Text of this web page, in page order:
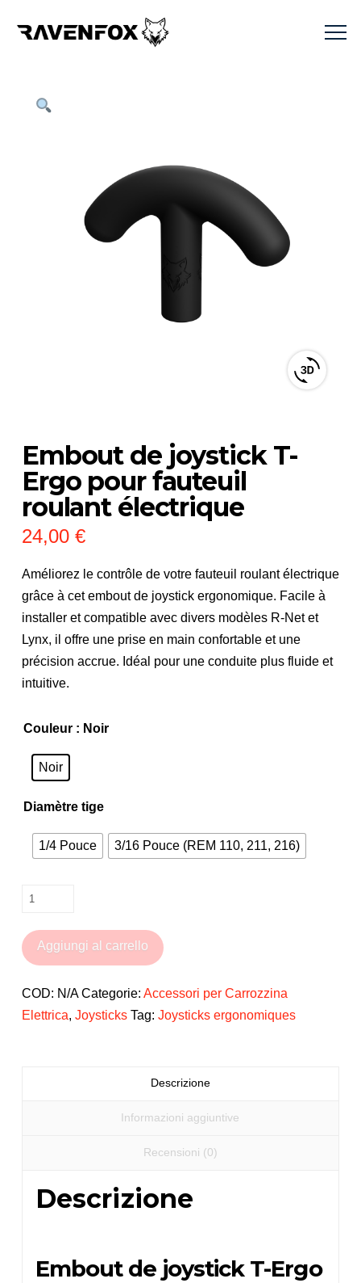
View
Embout de joystick T-
Ergo pour fauteuil
roulant électrique
24,00 €
Améliorez le contrôle de votre fauteuil roulant électrique
grâce à cet embout de joystick ergonomique. Facile à
installer et compatible avec divers modèles R-Net et
Lynx, il offre une prise en main confortable et une
précision accrue. Idéal pour une conduite plus fluide et
intuitive.
Couleur : Noir
Noir
Diamètre tige
1/4 Pouce 3/16 Pouce (REM 110, 211, 216)
Embout
joystick
T-
Aggiungi al carrello
COD: N/A Categorie: Accessori per Carrozzina
Elettrica, Joysticks Tag: Joysticks ergonomiques
Descrizione
Informazioni aggiuntive
Recensioni (0)
Descrizione
Embout de joystick T-Ergo